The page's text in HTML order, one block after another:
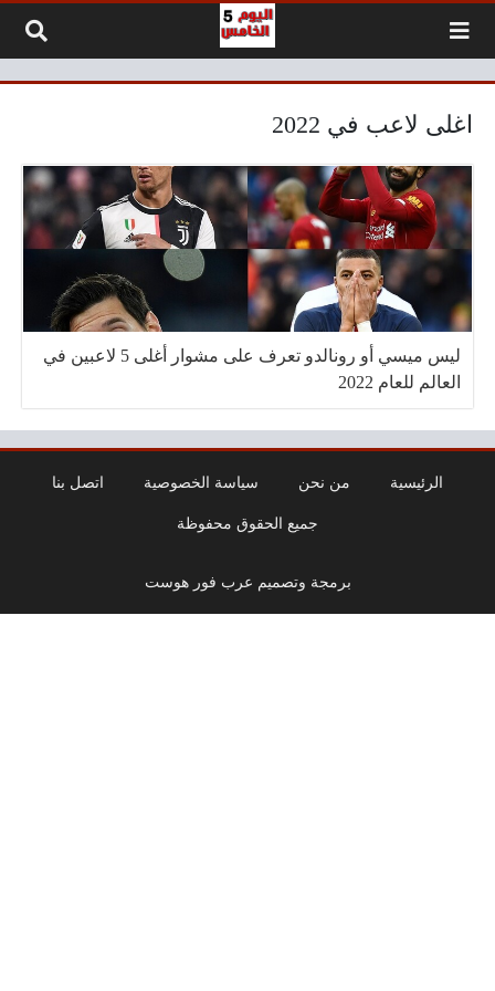
اغلى لاعب في 2022
ليس ميسي أو رونالدو تعرف على مشوار أغلى 5 لاعبين في
العالم للعام 2022
الرئيسية من نحن سياسة الخصوصية اتصل بنا
جميع الحقوق محفوظة
برمجة وتصميم عرب فور هوست